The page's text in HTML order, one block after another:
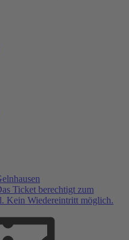
Ticket berechtigt zum
Kein Wiedereintritt möglich.